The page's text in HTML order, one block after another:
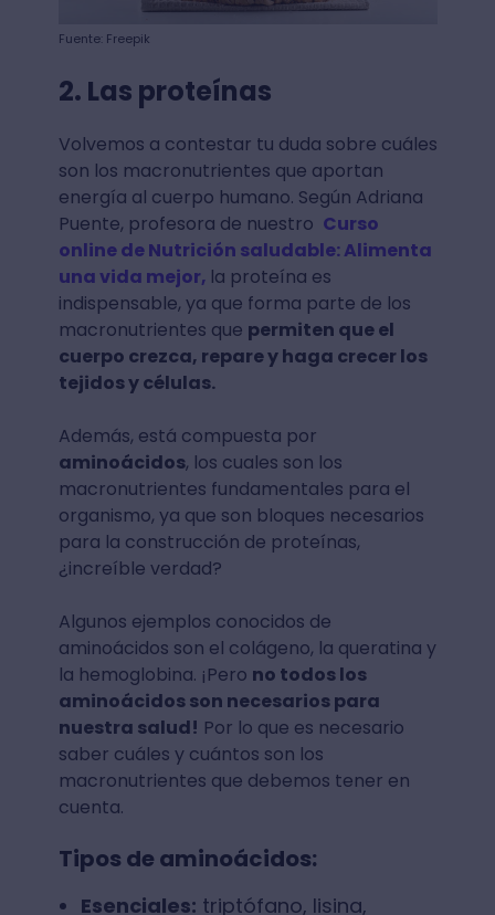
Fuente: Freepik
2. Las proteínas
Volvemos a contestar tu duda sobre cuáles
son los macronutrientes que aportan
energía al cuerpo humano. Según Adriana
Puente, profesora de nuestro Curso
online de Nutrición saludable: Alimenta
una vida mejor, la proteína es
indispensable, ya que forma parte de los
macronutrientes que permiten que el
cuerpo crezca, repare y haga crecer los
tejidos y células.
Además, está compuesta por
aminoácidos, los cuales son los
macronutrientes fundamentales para el
organismo, ya que son bloques necesarios
para la construcción de proteínas,
¿increíble verdad?
Algunos ejemplos conocidos de
aminoácidos son el colágeno, la queratina y
la hemoglobina. ¡Pero no todos los
aminoácidos son necesarios para
nuestra salud! Por lo que es necesario
saber cuáles y cuántos son los
macronutrientes que debemos tener en
cuenta.
Tipos de aminoácidos:
Esenciales: triptófano, lisina,